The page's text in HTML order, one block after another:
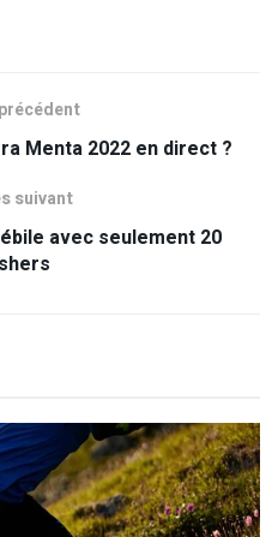
Menta 2022 en direct ?
suivant
avec seulement 20